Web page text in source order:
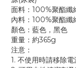
面料：100%聚酯纖
內料：100%聚酯纖
顏色：藍色，黑色
重量：約365g
注意：
1. 不使用時請移除電